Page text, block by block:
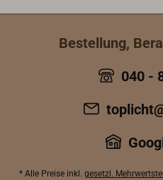
Bestellung,
040 -
* Alle Preise inkl. gesetzl.